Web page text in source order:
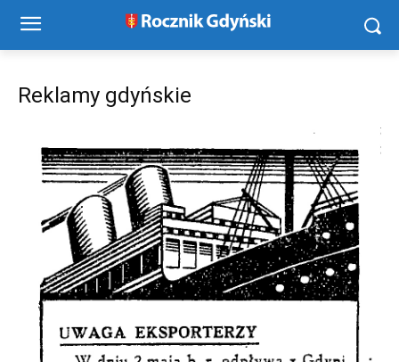
Reklamy gdyńskie